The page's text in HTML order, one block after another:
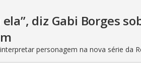
odiz Gabi Borges
personagem na nova série da